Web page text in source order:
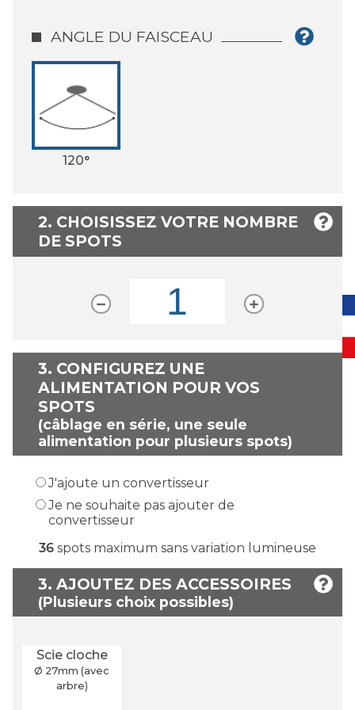
ANGLE DU FAISCEAU
120°
2. CHOISISSEZ VOTRE NOMBRE
DE SPOTS
3. CONFIGUREZ UNE
ALIMENTATION POUR VOS
SPOTS
(câblage en série, une seule
alimentation pour plusieurs spots)
J'ajoute un convertisseur
Je ne souhaite pas ajouter de
convertisseur
36spots maximum sans variation lumineuse
3. AJOUTEZ DES ACCESSOIRES
Scie cloche
Ø 27mm (avec
arbre)